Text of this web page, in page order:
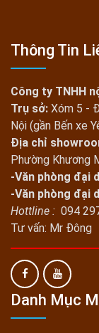
Thông Tin
Công ty TNHH
Trụ sở: Xóm 5 -
Nội (gần Bến xe
Địa chỉ
Phường Khương
-Văn phòng đại
-Văn phòng đại
Hottline : 094
Tư vấn: Mr
Danh Mục